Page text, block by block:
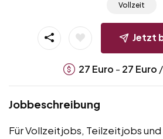
Vollzeit
Jetzt
27 Euro - 27 Euro
Jobbeschreibung
Für Vollzeitjobs, Teilzeitjobs